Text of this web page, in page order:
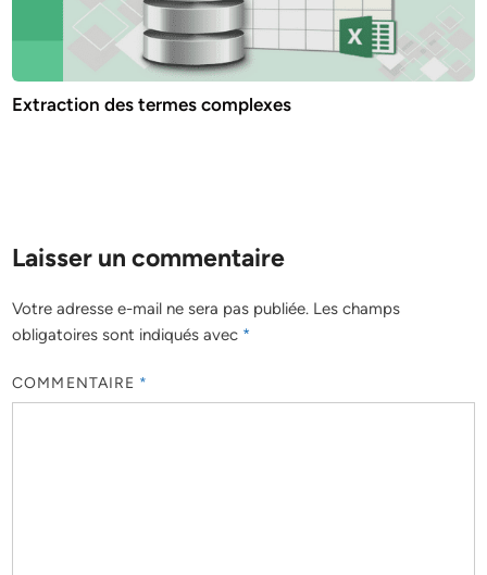
Extraction des termes complexes
Laisser un commentaire
Votre adresse e-mail ne sera pas publiée. Les champs
obligatoires sont indiqués avec *
COMMENTAIRE *